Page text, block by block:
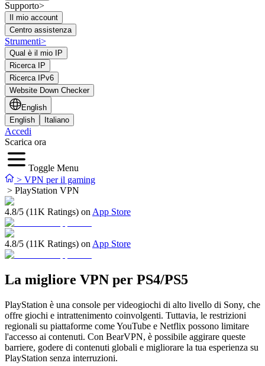
Supporto>
Il mio account
Centro assistenza
Strumenti>
Qual è il mio IP
Ricerca IP
Ricerca IPv6
Website Down Checker
English
English
Italiano
Accedi
Scarica ora
Toggle Menu
> VPN per il gaming
> PlayStation VPN
4.8/5 (11K Ratings) on App Store
4.8/5 (11K Ratings) on App Store
La migliore VPN per PS4/PS5
PlayStation è una console per videogiochi di alto livello di Sony, che
offre giochi e intrattenimento coinvolgenti. Tuttavia, le restrizioni
regionali su piattaforme come YouTube e Netflix possono limitare
l'accesso ai contenuti. Con BearVPN, è possibile aggirare queste
barriere, godere di contenuti globali e migliorare la tua esperienza su
PlayStation senza interruzioni.